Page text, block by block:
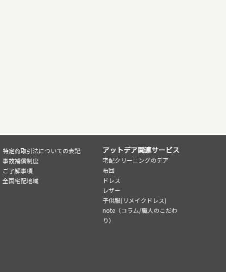
特定商取引法についての表記
事故補償制度
ご了解事項
全国宅配地域
アットデア関連サービス
宅配クリーニングのデア
布団
ドレス
レザー
子供服(リメイクドレス)
note（コラム/職人のこだわ
り）